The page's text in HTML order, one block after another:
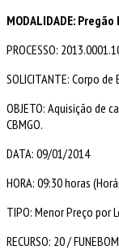
MODALIDADE:
PROCESSO:
SOLICITANTE: Corpo
OBJETO: Aquisição de
CBMGO.
DATA: 09/01/2014
HORA: 09:30 horas
TIPO: Menor Preço por
RECURSO: 20 /